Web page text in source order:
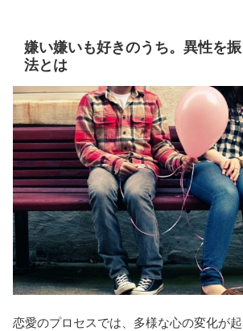
嫌い嫌いも好きのうち。異性を
法とは
恋愛のプロセスでは、多様な心の変化が